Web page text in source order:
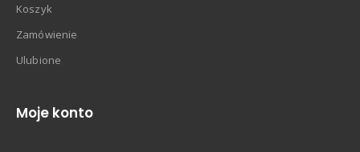
Koszyk
Zamówienie
Ulubione
Moje konto